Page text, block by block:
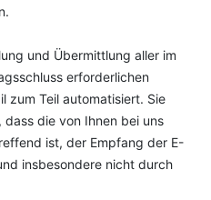
und Übermittlung aller im
erforderlichen
zum Teil automatisiert. Sie
die von Ihnen bei uns
ist, der Empfang der E-
insbesondere nicht durch